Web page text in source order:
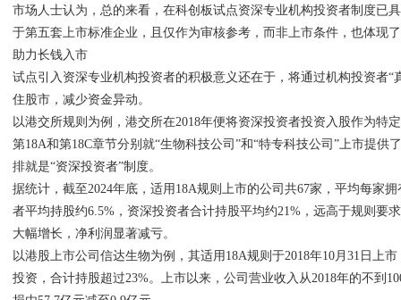
市场人士认为，总的来看，在科创板试点资深专业机构投资者制度已
于第五套上市标准企业，且仅作为审核参考，而非上市条件，也体现
助力长钱入市
试点引入资深专业机构投资者的积极意义还在于，将通过机构投资者“
住股市，减少资金异动。
以港交所规则为例，港交所在2018年便将资深投资者投资入股作为特
第18A和第18C章节分别就“生物科技公司”和“特专科技公司”上市提供
排就是“资深投资者”制度。
据统计，截至2024年底，适用18A规则上市的公司共67家，平均每家
者平均持股约6.5%，资深投资者合计持股平均约21%，远高于规则要
大幅增长，净利润显著减亏。
以港股上市公司信达生物为例，其适用18A规则于2018年10月31日上
投资，合计持股超过23%。上市以来，公司营业收入从2018年的不到